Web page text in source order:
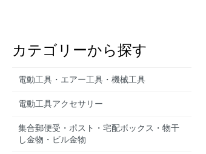
カテゴリーから探す
電動工具・エアー工具・機械工具
電動工具アクセサリー
集合郵便受・ポスト・宅配ボックス・物干
し金物・ビル金物